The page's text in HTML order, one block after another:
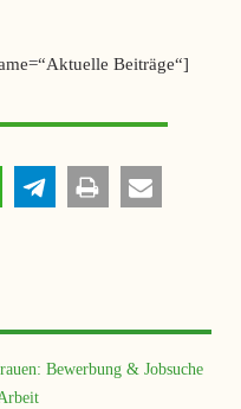
Beiträge“]
Bewerbung & Jobsuche